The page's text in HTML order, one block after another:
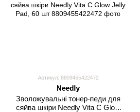
Артикул: 8809455422472
Needly
Зволожувальні тонер-педи для
сяйва шкіри Needly Vita C Glow